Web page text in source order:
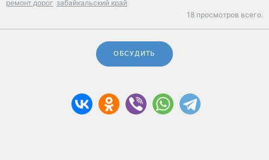
ремонт дорог забайкальский край
18 просмотров всего.
ОБСУДИТЬ